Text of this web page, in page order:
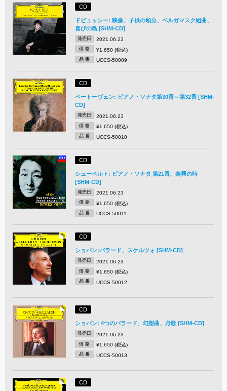
CD
ドビュッシー: 映像、子供の領分、ベルガマスク組曲、
喜びの島 [SHM-CD]
発売日 2021.06.23
価 格 ¥1,650 (税込)
品 番 UCCS-50009
CD
ベートーヴェン: ピアノ・ソナタ第30番～第32番 [SHM-
CD]
発売日 2021.06.23
価 格 ¥1,650 (税込)
品 番 UCCS-50010
CD
シューベルト: ピアノ・ソナタ 第21番、楽興の時
[SHM-CD]
発売日 2021.06.23
価 格 ¥1,650 (税込)
品 番 UCCS-50011
CD
ショパン:バラード、スケルツォ [SHM-CD]
発売日 2021.06.23
価 格 ¥1,650 (税込)
品 番 UCCS-50012
CD
ショパン: 4つのバラード、幻想曲、舟歌 [SHM-CD]
発売日 2021.06.23
価 格 ¥1,650 (税込)
品 番 UCCS-50013
CD